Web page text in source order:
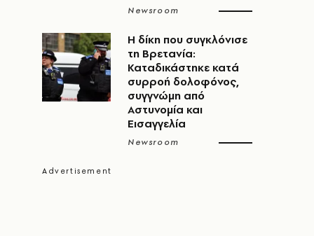
Newsroom
H δίκη που συγκλόνισε
τη Βρετανία:
Καταδικάστηκε κατά
συρροή δολοφόνος,
συγγνώμη από
Αστυνομία και
Εισαγγελία
Newsroom